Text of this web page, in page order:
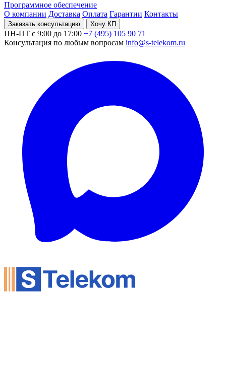
Программное обеспечение
О компании Доставка Оплата Гарантии Контакты
Заказать консультацию Хочу КП
ПН-ПТ с 9:00 до 17:00 +7 (495) 105 90 71
Консультация по любым вопросам info@s-telekom.ru